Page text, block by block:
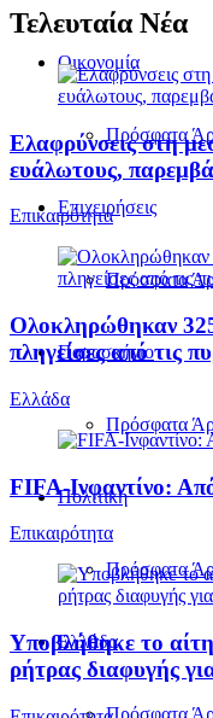
Οικονομία
Πρόσφατα
Επιχειρήσεις
Πρόσφατα
Παρασκήνιο
Πρόσφατα
Πολιτική
Πρόσφατα
Ελλάδα
Πρόσφατα
Τελευταία Νέα
Ελαφρύνσεις στη
ευάλωτους,
Επικαιρότητα
Ολοκληρώθηκαν
πληγείσες από τις
Ελλάδα
FIFA-Ινφαντίνο:
Επικαιρότητα
Υποβλήθηκε το
ρήτρας διαφυγής